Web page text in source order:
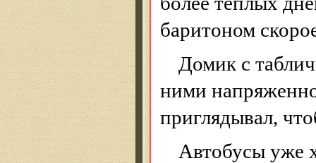
баритоном
Домик с
ними
приглядывал,
Автобусы уже